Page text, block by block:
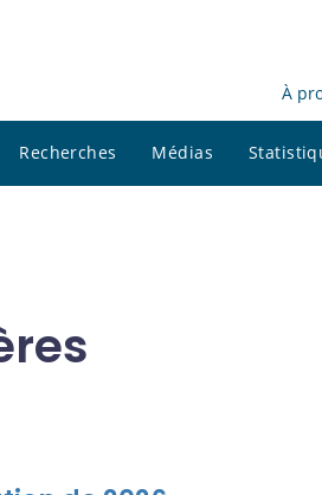
À
Recherches Médias